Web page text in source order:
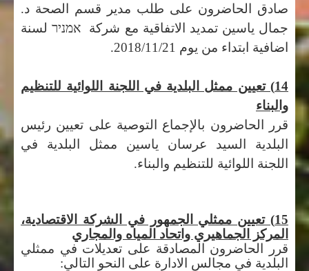
صادق الحاضرون على طلب مدير قسم الصحة د.
جمال ياسين تمديد الاتفاقية مع شركة אמניר لسنة
اضافية ابتداء من يوم 2018/11/21.
14) تعيين ممثل البلدية في اللجنة اللوائية للتنظيم
والبناء
قرر الحاضرون بالإجماع التوصية على تعيين رئيس
البلدية السيد عرسان ياسين ممثل البلدية في
اللجنة اللوائية للتنظيم والبناء.
15) تعيين ممثلي الجمهور في الشركة الاقتصادية،
المركز الجماهيري واتحاد المياه والمجاري
قرر الحاضرون المصادقة على تعديلات في ممثلي
البلدية في مجالس الادارة على النحو التالي: